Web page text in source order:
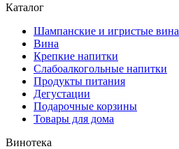
Каталог
Шампанские и игристые вина
Вина
Крепкие напитки
Слабоалкогольные напитки
Продукты питания
Дегустации
Подарочные корзины
Товары для дома
Винотека